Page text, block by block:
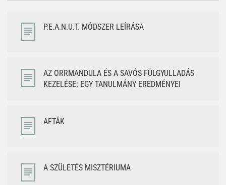
P.E.A.N.U.T. MÓDSZER LEÍRÁSA
AZ ORRMANDULA ÉS A SAVÓS FÜLGYULLADÁS
KEZELÉSE: EGY TANULMÁNY EREDMÉNYEI
AFTÁK
A SZÜLETÉS MISZTÉRIUMA